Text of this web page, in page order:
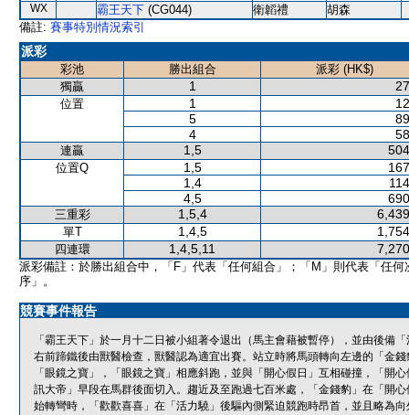
WX 霸王天下 (CG044) 衛韜禮
胡森
備註: 賽事特別情況索引
派彩
彩池 勝出組合
派彩 (HK$)
獨贏
1
位置 1
5
4
連贏 1,5
位置Q 1,5
1,4
4,5
三重彩 1,5,4
單T 1,4,5
四連環 1,4,5,11
派彩備註：於勝出組合中，「F」代表「任何組合」；「M」則代表「任何
序」。
競賽事件報告
「霸王天下」於一月十二日被小組著令退出（馬主會藉被暫停），並由後備
右前蹄鐵後由獸醫檢查，獸醫認為適宜出賽。站立時將馬頭轉向左邊的「金
「眼鏡之寶」，「眼鏡之寶」相應斜跑，並與「開心假日」互相碰撞，「開
訊大帝」早段在馬群後面切入。趨近及至跑過七百米處，「金錢豹」在「開
始轉彎時，「歡歡喜喜」在「活力驍」後驅內側緊迫競跑時昂首，並且略為